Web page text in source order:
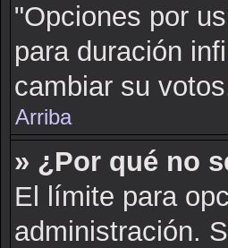
"Opciones por
para duración
cambiar su
Arriba
» ¿Por qué no
El límite para
administración.